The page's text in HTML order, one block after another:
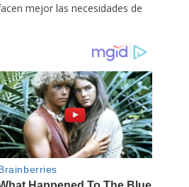
mejor las necesidades de